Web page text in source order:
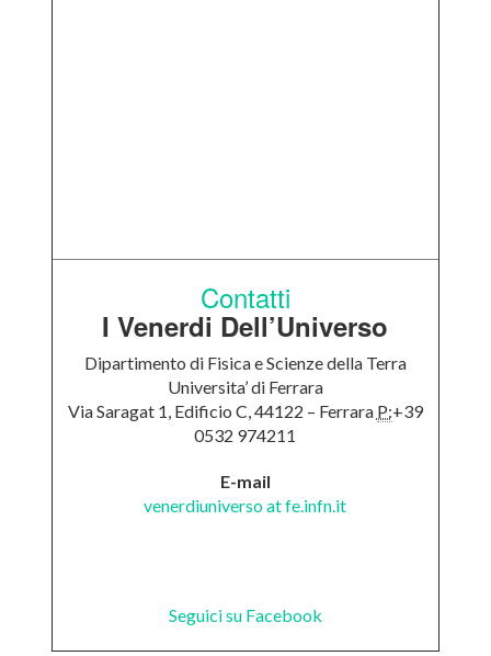
Contatti
I Venerdi Dell’Universo
Dipartimento di Fisica e Scienze della Terra
Universita’ di Ferrara
Via Saragat 1, Edificio C, 44122 – Ferrara P:+39
0532 974211
E-mail
venerdiuniverso at fe.infn.it
Seguici su Facebook